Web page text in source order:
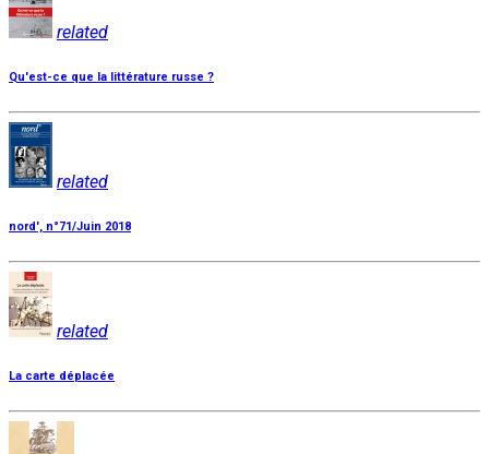
related
Qu'est-ce que la littérature russe ?
related
nord', n°71/Juin 2018
related
La carte déplacée